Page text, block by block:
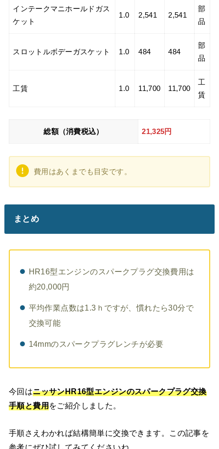
インテークマニホールドガス
ケット
1.0 2,541 2,541
部
品
スロットルボデーガスケット 1.0 484 484
部
品
工賃 1.0 11,700 11,700
工
賃
総額（消費税込） 21,325円
費用はあくまでも目安です。
まとめ
HR16型エンジンのスパークプラグ交換費用は
約20,000円
平均作業点数は1.3ｈですが、慣れたら30分で
交換可能
14mmのスパークプラグレンチが必要
今回はニッサンHR16型エンジンのスパークプラグ交換
手順と費用をご紹介しました。
手順さえわかれば結構簡単に交換できます。この記事を
参考にぜひ試してみてくださいね。